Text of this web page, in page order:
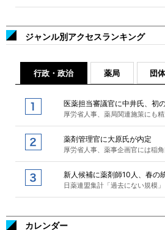
ジャンル別アクセスランキング
行政・政治 薬局 団
医薬担当審議官に中井氏、初
厚労省人事、薬局関連施策にも
薬剤管理官に大原氏が内定
厚労省人事、薬事企画官には稲
新人候補に薬剤師10人、春の
日薬連盟集計「過去にない規模」
カレンダー